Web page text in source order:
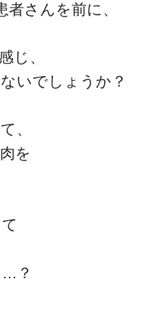
者さんを前に、
じ、
いでしょうか？
、
を
…？